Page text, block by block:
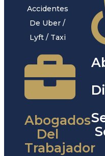
Accidentes
De Uber /
Lyft / Taxi
Abogados
Del
Trabajador